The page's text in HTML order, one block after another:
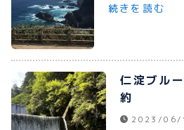
続きを読む
仁淀ブル
約
2023/06/